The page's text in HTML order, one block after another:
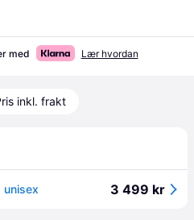
med Lær hvordan
inkl. frakt
3 499 kr